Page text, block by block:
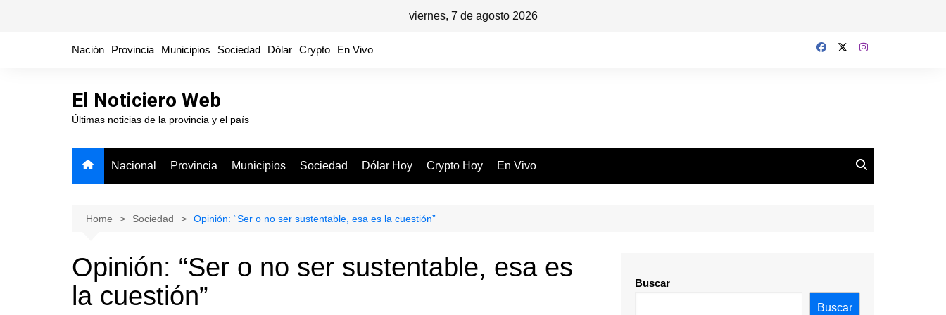
viernes, 7 de agosto 2026
Nación Provincia Municipios Sociedad Dólar Crypto En Vivo
El Noticiero Web
Últimas noticias de la provincia y el país
Nacional Provincia Municipios Sociedad Dólar Hoy Crypto Hoy En Vivo
Home Sociedad Opinión: “Ser o no ser sustentable, esa es la cuestión”
Opinión: “Ser o no ser sustentable, esa es
la cuestión”
Buscar
Buscar